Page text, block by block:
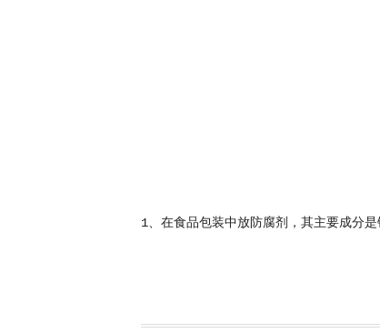
1、在食品包装中放防腐剂，其主要成分